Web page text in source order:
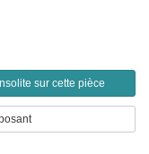
sur cette pièce